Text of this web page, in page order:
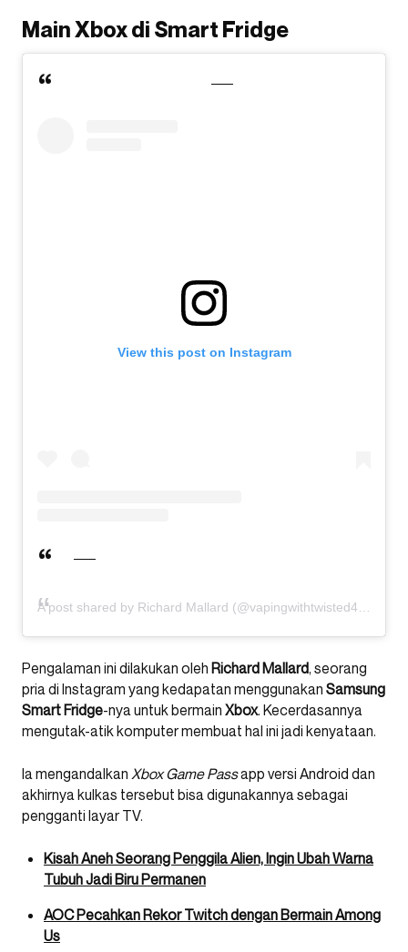
Main Xbox di Smart Fridge
View this post on Instagram
A post shared by Richard Mallard (@vapingwithtwisted420)
Pengalaman ini dilakukan oleh Richard Mallard, seorang
pria di Instagram yang kedapatan menggunakan Samsung
Smart Fridge-nya untuk bermain Xbox. Kecerdasannya
mengutak-atik komputer membuat hal ini jadi kenyataan.
Ia mengandalkan Xbox Game Passapp versi Android dan
akhirnya kulkas tersebut bisa digunakannya sebagai
pengganti layar TV.
Kisah Aneh Seorang Penggila Alien, Ingin Ubah Warna
Tubuh Jadi Biru Permanen
AOC Pecahkan Rekor Twitch dengan Bermain Among
Us